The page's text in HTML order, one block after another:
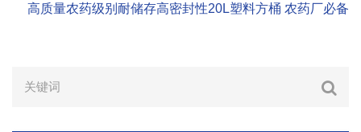
高质量农药级别耐储存高密封性20L塑料方桶 农药厂必备